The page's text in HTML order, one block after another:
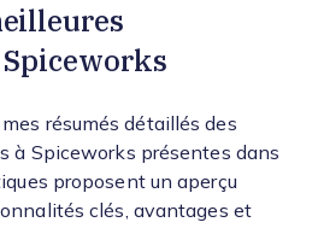
résumés détaillés des
à Spiceworks présentes dans
proposent un aperçu
clés, avantages et